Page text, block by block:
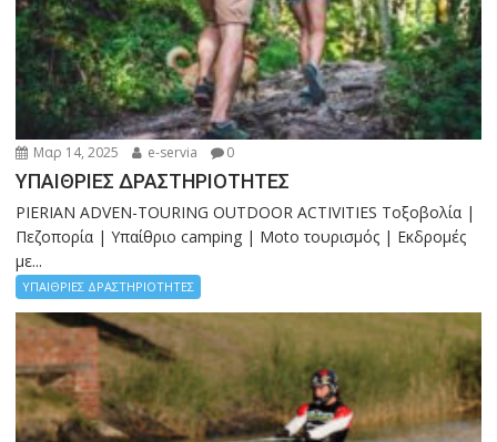
Μαρ 14, 2025 e-servia 0
ΥΠΑΙΘΡΙΕΣ ΔΡΑΣΤΗΡΙΟΤΗΤΕΣ
PIERIAN ADVEN-TOURING OUTDOOR ACTIVITIES Τοξοβολία |
Πεζοπορία | Υπαίθριο camping | Moto τουρισμός | Εκδρομές
με...
ΥΠΑΙΘΡΙΕΣ ΔΡΑΣΤΗΡΙΟΤΗΤΕΣ